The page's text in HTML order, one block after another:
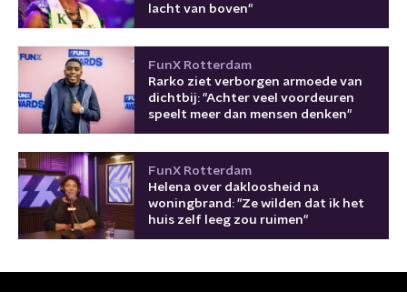
lacht van boven"
FunX Rotterdam
Rarko ziet verborgen armoede van
dichtbij: "Achter veel voordeuren
speelt meer dan mensen denken"
FunX Rotterdam
Helena over dakloosheid na
woningbrand: "Ze wilden dat ik het
huis zelf leeg zou ruimen"